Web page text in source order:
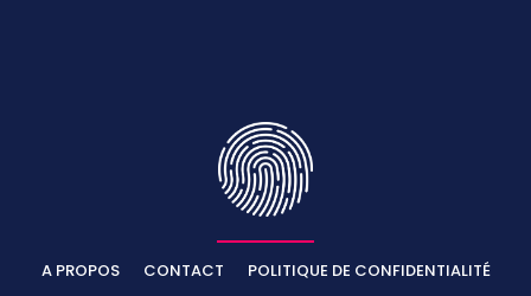
A PROPOS CONTACT POLITIQUE DE CONFIDENTIALITÉ